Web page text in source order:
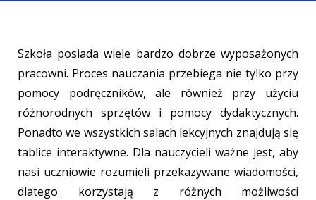
Szkoła posiada wiele bardzo dobrze wyposażonych
pracowni. Proces nauczania przebiega nie tylko przy
pomocy podręczników, ale również przy użyciu
różnorodnych sprzętów i pomocy dydaktycznych.
Ponadto we wszystkich salach lekcyjnych znajdują się
tablice interaktywne. Dla nauczycieli ważne jest, aby
nasi uczniowie rozumieli przekazywane wiadomości,
dlatego korzystają z różnych możliwości